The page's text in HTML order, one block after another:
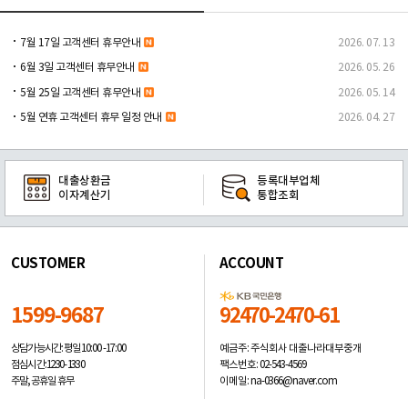
7월 17일 고객센터 휴무안내 2026. 07. 13
6월 3일 고객센터 휴무안내 2026. 05. 26
5월 25일 고객센터 휴무안내 2026. 05. 14
5월 연휴 고객센터 휴무 일정 안내 2026. 04. 27
대출상환금
이자계산기
등록대부업체
통합조회
CUSTOMER
1599-9687
상담가능시간: 평일10:00 -17:00
점심시간: 12:30 - 13:30
주말, 공휴일 휴무
ACCOUNT
92470-2470-61
예금주: 주식회사 대출나라대부중개
팩스번호: 02-543-4569
이메일: na-0366@naver.com